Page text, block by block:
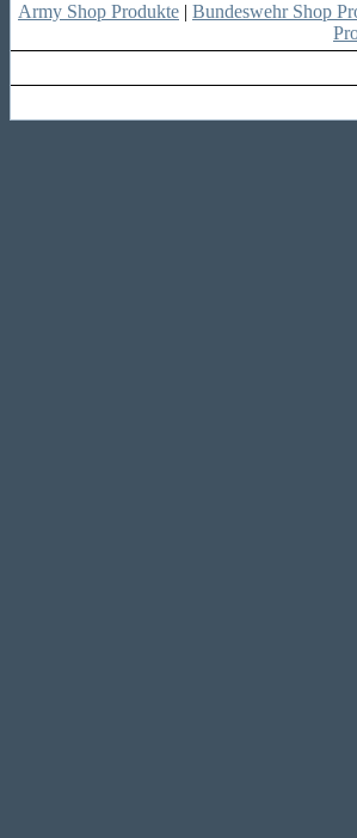
Army Shop Produkte | Bundeswehr Shop